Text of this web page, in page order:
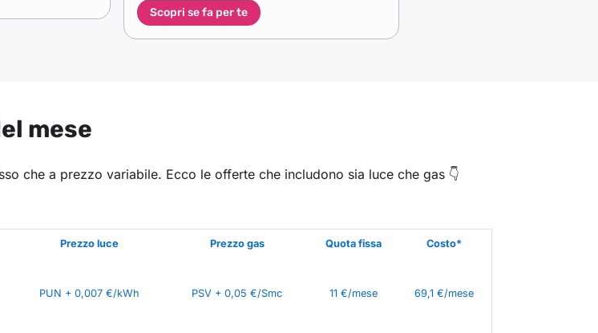
Scopri se fa per te
mese
che a prezzo variabile. Ecco le offerte che includono sia luce che gas 👇
Prezzo luce Prezzo gas Quota fissa Costo*
PUN + 0,007 €/kWh PSV + 0,05 €/Smc 11 €/mese 69,1 €/mese